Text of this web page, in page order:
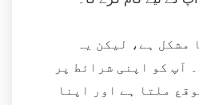
مشکل ہے، لیکن یہ
آپ کو اپنی شرائط پر
ملتا ہے اور اپنا